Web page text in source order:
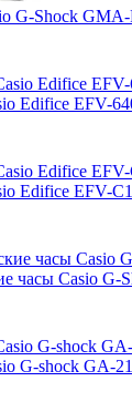
G-Shock GMA-
Edifice EFV-
Edifice EFV-
часы Casio G-
G-shock GA-